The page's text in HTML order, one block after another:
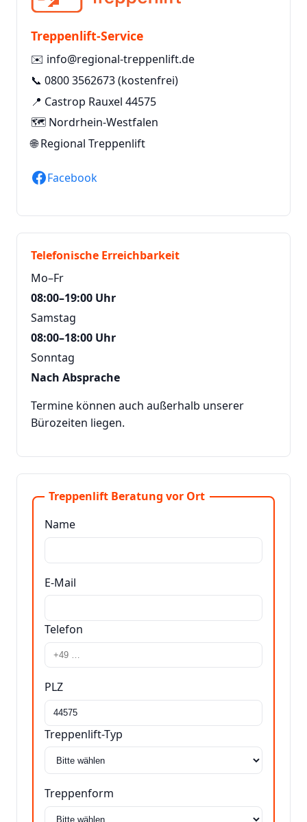
Treppenlift-Service
✉️ info@regional-treppenlift.de
📞 0800 3562673(kostenfrei)
📍 Castrop Rauxel 44575
🗺️ Nordrhein-Westfalen
🌐Regional Treppenlift
Facebook
Telefonische Erreichbarkeit
Mo–Fr
08:00–19:00 Uhr
Samstag
08:00–18:00 Uhr
Sonntag
Nach Absprache
Termine können auch außerhalb unserer
Bürozeiten liegen.
Treppenlift Beratung vor Ort
Name
E-Mail
Telefon
PLZ
Treppenlift-Typ
Treppenform